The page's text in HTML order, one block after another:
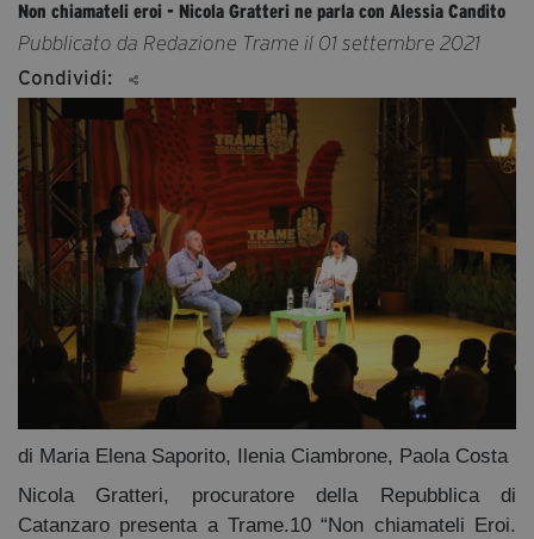
Non chiamateli eroi - Nicola Gratteri ne parla con Alessia Candito
Pubblicato da Redazione Trame il 01 settembre 2021
Condividi:
di Maria Elena Saporito, Ilenia Ciambrone, Paola Costa
Nicola Gratteri, procuratore della Repubblica di
Catanzaro presenta a Trame.10 “Non chiamateli Eroi.